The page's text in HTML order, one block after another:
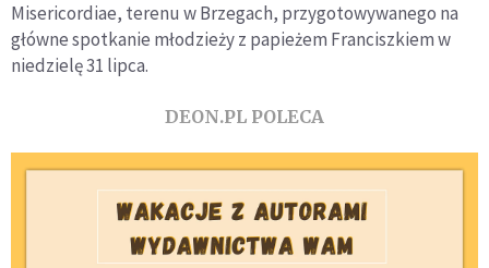
Misericordiae, terenu w Brzegach, przygotowywanego na
główne spotkanie młodzieży z papieżem Franciszkiem w
niedzielę 31 lipca.
DEON.PL POLECA